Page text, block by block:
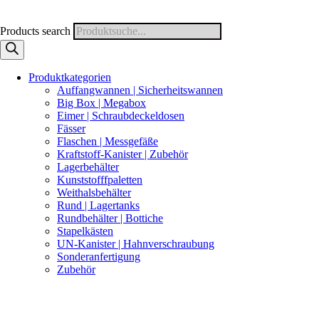
Products search
Produktkategorien
Auffangwannen | Sicherheitswannen
Big Box | Megabox
Eimer | Schraubdeckeldosen
Fässer
Flaschen | Messgefäße
Kraftstoff-Kanister | Zubehör
Lagerbehälter
Kunststofffpaletten
Weithalsbehälter
Rund | Lagertanks
Rundbehälter | Bottiche
Stapelkästen
UN-Kanister | Hahnverschraubung
Sonderanfertigung
Zubehör